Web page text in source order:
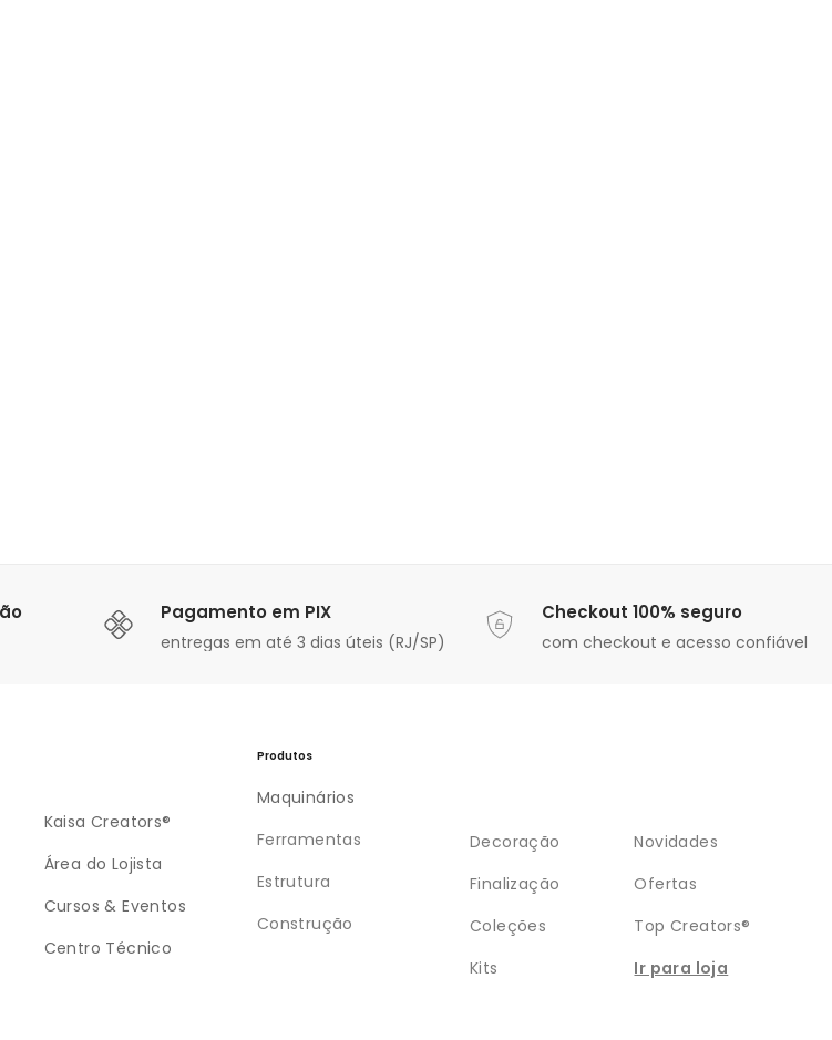
Pagamento em PIX
entregas em até 3 dias úteis (RJ/SP)
Checkout 100% seguro
com checkout e acesso confiável
Kaisa Creators®
Área do Lojista
Cursos & Eventos
Centro Técnico
Produtos
Maquinários
Ferramentas
Estrutura
Construção
Decoração
Finalização
Coleções
Kits
Novidades
Ofertas
Top Creators®
Ir para loja